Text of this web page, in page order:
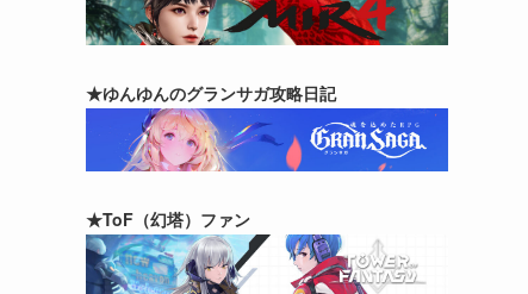
★ゆんゆんのグランサガ攻略日記
★ToF（幻塔）ファン